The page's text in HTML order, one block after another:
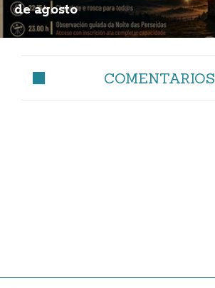
de agosto
COMENTARIOS